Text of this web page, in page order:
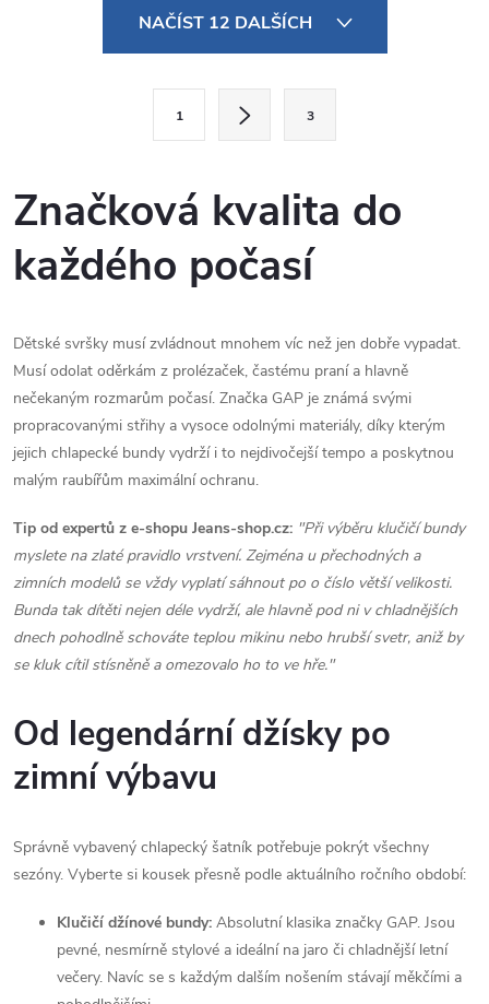
d
a
c
p
r
v
k
y
v
ý
p
i
s
u
NAČÍST 12 DALŠÍCH
á
n
k
o
á
n
í
1 3
Značková kvalita do
každého počasí
Dětské svršky musí zvládnout mnohem víc než jen dobře vypadat.
Musí odolat oděrkám z prolézaček, častému praní a hlavně
nečekaným rozmarům počasí. Značka GAP je známá svými
propracovanými střihy a vysoce odolnými materiály, díky kterým
jejich chlapecké bundy vydrží i to nejdivočejší tempo a poskytnou
malým raubířům maximální ochranu.
Tip od expertů z e-shopu Jeans-shop.cz: "Při výběru klučičí bundy
myslete na zlaté pravidlo vrstvení. Zejména u přechodných a
zimních modelů se vždy vyplatí sáhnout po o číslo větší velikosti.
Bunda tak dítěti nejen déle vydrží, ale hlavně pod ni v chladnějších
dnech pohodlně schováte teplou mikinu nebo hrubší svetr, aniž by
se kluk cítil stísněně a omezovalo ho to ve hře."
Od legendární džísky po
zimní výbavu
Správně vybavený chlapecký šatník potřebuje pokrýt všechny
sezóny. Vyberte si kousek přesně podle aktuálního ročního období:
Klučičí džínové bundy: Absolutní klasika značky GAP. Jsou
pevné, nesmírně stylové a ideální na jaro či chladnější letní
večery. Navíc se s každým dalším nošením stávají měkčími a